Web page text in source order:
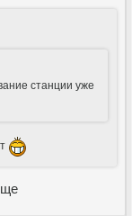
станции уже